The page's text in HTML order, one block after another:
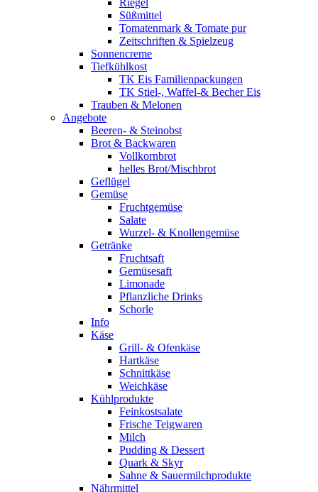
Riegel
Süßmittel
Tomatenmark & Tomate pur
Zeitschriften & Spielzeug
Sonnencreme
Tiefkühlkost
TK Eis Familienpackungen
TK Stiel-, Waffel-& Becher Eis
Trauben & Melonen
Angebote
Beeren- & Steinobst
Brot & Backwaren
Vollkornbrot
helles Brot/Mischbrot
Geflügel
Gemüse
Fruchtgemüse
Salate
Wurzel- & Knollengemüse
Getränke
Fruchtsaft
Gemüsesaft
Limonade
Pflanzliche Drinks
Schorle
Info
Käse
Grill- & Ofenkäse
Hartkäse
Schnittkäse
Weichkäse
Kühlprodukte
Feinkostsalate
Frische Teigwaren
Milch
Pudding & Dessert
Quark & Skyr
Sahne & Sauermilchprodukte
Nährmittel